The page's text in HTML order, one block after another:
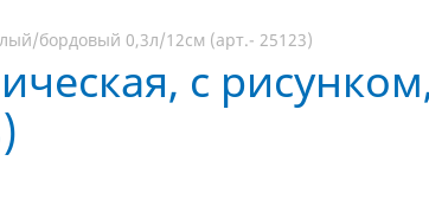
бордовый 0,3л/12см (арт.- 25123)
с